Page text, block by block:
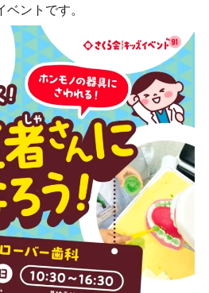
ントです。